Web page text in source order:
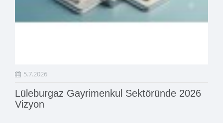
5.7.2026
Lüleburgaz Gayrimenkul Sektöründe 2026
Vizyon